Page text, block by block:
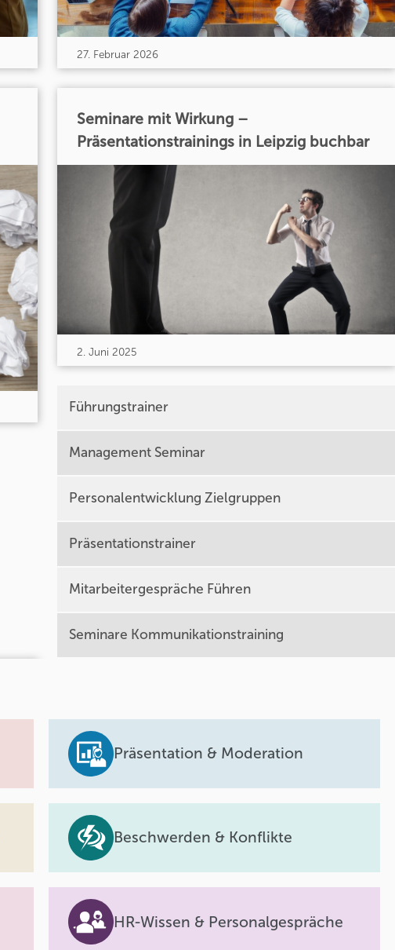
27. Februar 2026
Seminare mit Wirkung –
Präsentationstrainings in Leipzig buchbar
2. Juni 2025
Führungstrainer
Management Seminar
Personalentwicklung Zielgruppen
Präsentationstrainer
Mitarbeitergespräche Führen
Seminare Kommunikationstraining
Präsentation & Moderation
Beschwerden & Konflikte
HR-Wissen & Personalgespräche